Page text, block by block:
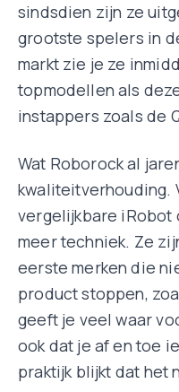
sindsdien zijn ze
grootste spelers in
markt zie je ze
topmodellen als
instappers zoals de
Wat Roborock al
kwaliteitverhouding.
vergelijkbare iRobot
meer techniek. Ze
eerste merken die
product stoppen,
geeft je veel waar
ook dat je af en toe
praktijk blijkt dat het